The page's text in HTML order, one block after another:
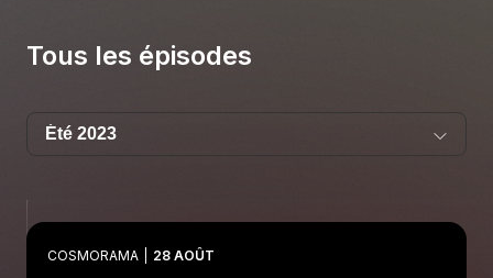
Tous les épisodes
COSMORAMA 28 AOÛT